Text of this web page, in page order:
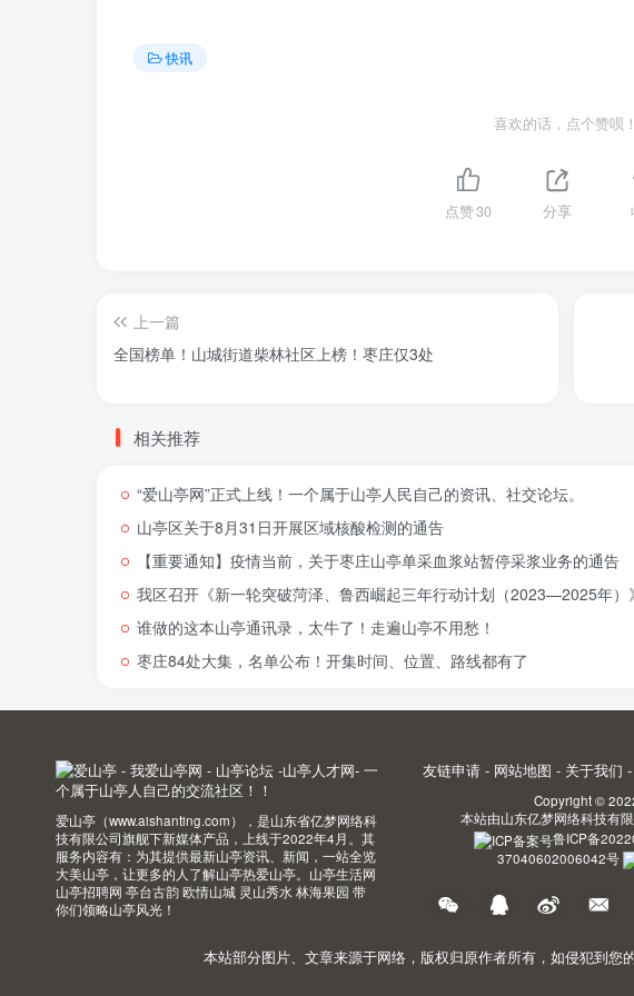
快讯
喜欢的话，点个赞呗！
点赞30 分享
上一篇
全国榜单！山城街道柴林社区上榜！枣庄仅3处
相关推荐
“爱山亭网”正式上线！一个属于山亭人民自己的资讯、社交论坛。
山亭区关于8月31日开展区域核酸检测的通告
【重要通知】疫情当前，关于枣庄山亭单采血浆站暂停采浆业务的通告
我区召开《新一轮突破菏泽、鲁西崛起三年行动计划（2023—2025年
谁做的这本山亭通讯录，太牛了！走遍山亭不用愁！
枣庄84处大集，名单公布！开集时间、位置、路线都有了
爱山亭（www.aishanting.com），是山东省亿梦网络科
技有限公司旗舰下新媒体产品，上线于2022年4月。其
服务内容有：为其提供最新山亭资讯、新闻，一站全览
大美山亭，让更多的人了解山亭热爱山亭。山亭生活网
山亭招聘网 亭台古韵 欧情山城 灵山秀水 林海果园 带
你们领略山亭风光！
友链申请 - 网站地图 - 关于我们 -
Copyright ©
本站由山东亿梦网络科技有
鲁ICP备
37040602006042号
本站部分图片、文章来源于网络，版权归原作者所有，如侵犯到